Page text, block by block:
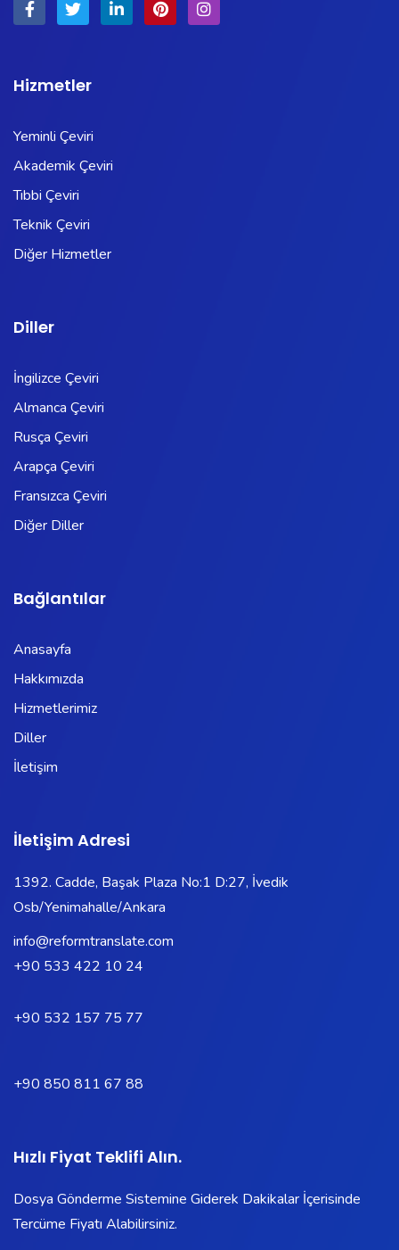
Hizmetler
Yeminli Çeviri
Akademik Çeviri
Tıbbi Çeviri
Teknik Çeviri
Diğer Hizmetler
Diller
İngilizce Çeviri
Almanca Çeviri
Rusça Çeviri
Arapça Çeviri
Fransızca Çeviri
Diğer Diller
Bağlantılar
Anasayfa
Hakkımızda
Hizmetlerimiz
Diller
İletişim
İletişim Adresi
1392. Cadde, Başak Plaza No:1 D:27, İvedik
Osb/Yenimahalle/Ankara
info@reformtranslate.com
+90 533 422 10 24
+90 532 157 75 77
+90 850 811 67 88
Hızlı Fiyat Teklifi Alın.
Dosya Gönderme Sistemine Giderek Dakikalar İçerisinde
Tercüme Fiyatı Alabilirsiniz.